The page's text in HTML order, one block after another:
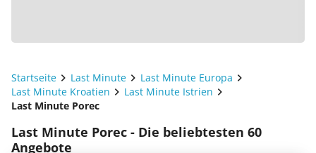
Startseite Last Minute
Last Minute Europa
Last Minute Kroatien
Last Minute Istrien
Last Minute Porec
Last Minute Porec - Die beliebtesten 60
Angebote